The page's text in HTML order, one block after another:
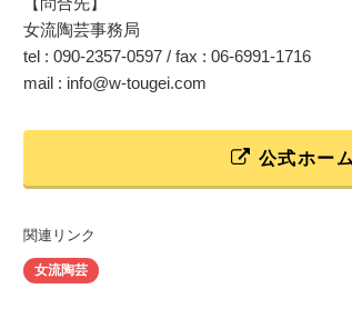
女流陶芸事務局
tel : 090-2357-0597 / fax : 06-6991-1716
mail : info@w-tougei.com
公式ホー
関連リンク
女流陶芸